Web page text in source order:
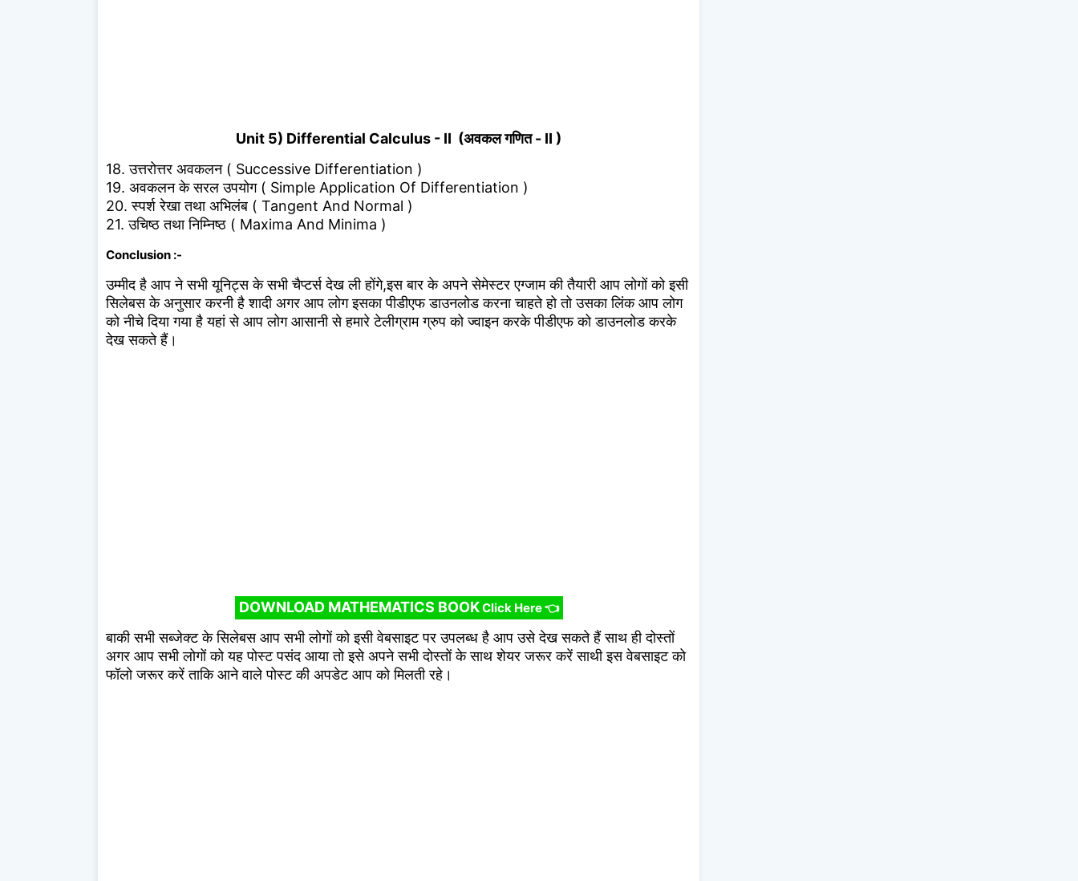
Unit 5) Differential Calculus - II (अवकल गणित - II )
18. उत्तरोत्तर अवकलन ( Successive Differentiation )
19. अवकलन के सरल उपयोग ( Simple Application Of Differentiation )
20. स्पर्श रेखा तथा अभिलंब ( Tangent And Normal )
21. उचिष्ठ तथा निम्निष्ठ ( Maxima And Minima )
Conclusion :-
उम्मीद है आप ने सभी यूनिट्स के सभी चैप्टर्स देख ली होंगे,इस बार के अपने सेमेस्टर एग्जाम की तैयारी आप लोगों को इसी
सिलेबस के अनुसार करनी है शादी अगर आप लोग इसका पीडीएफ डाउनलोड करना चाहते हो तो उसका लिंक आप लोग
को नीचे दिया गया है यहां से आप लोग आसानी से हमारे टेलीग्राम ग्रुप को ज्वाइन करके पीडीएफ को डाउनलोड करके
देख सकते हैं।
DOWNLOAD MATHEMATICS BOOKClick Here 👈
बाकी सभी सब्जेक्ट के सिलेबस आप सभी लोगों को इसी वेबसाइट पर उपलब्ध है आप उसे देख सकते हैं साथ ही दोस्तों
अगर आप सभी लोगों को यह पोस्ट पसंद आया तो इसे अपने सभी दोस्तों के साथ शेयर जरूर करें साथी इस वेबसाइट को
फॉलो जरूर करें ताकि आने वाले पोस्ट की अपडेट आप को मिलती रहे।